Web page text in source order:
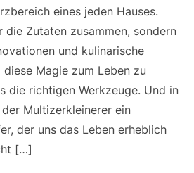
eines jeden Hauses.
Zutaten zusammen, sondern
und kulinarische
Magie zum Leben zu
die richtigen Werkzeuge. Und in
Multizerkleinerer ein
der uns das Leben erheblich
[…]